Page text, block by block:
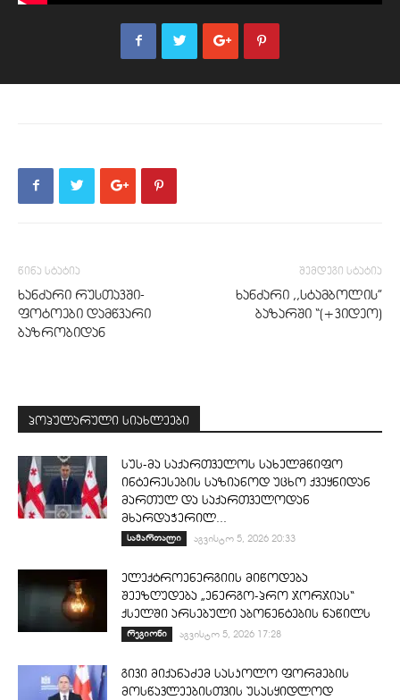
წინა სტატია
ხანძარი რუსთავში-
ფოტოები დამწვარი
ბაზრობიდან
შემდეგი სტატია
ხანძარი ,,სტამბოლის”
ბაზარში “(+ვიდეო)
პოპულარული სიახლეები
სუს-მა საქართველოს სახელმწიფო
ინტერესების საზიანოდ უცხო ქვეყნიდან
მართულ და საქართველოდან
მხარდაჭერილ...
სამართალი აგვისტო 5, 2026 20:33
ელექტროენერგიის მიწოდება
შეეზღუდება „ენერგო-პრო ჯორჯიას“
ქსელში არსებული აბონენტების ნაწილს
რეგიონი აგვისტო 5, 2026 17:28
გივი მიქანაძემ სასკოლო ფორმების
მოსწავლეებისთვის უსასყიდლოდ